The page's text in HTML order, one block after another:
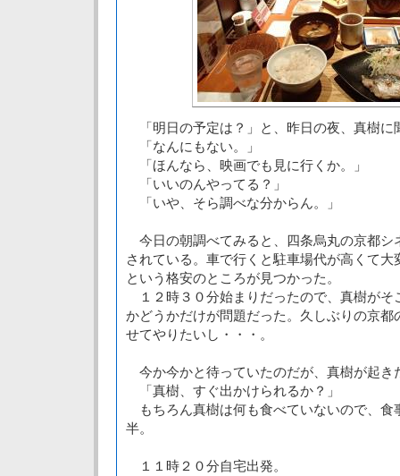
「明日の予定は？」と、昨日の夜、真樹
「なんにもない。」
「ほんなら、映画でも見に行くか。」
「いいのんやってる？」
「いや、そら調べな分からん。」
今日の朝調べてみると、四条烏丸の京都シ
されている。車で行くと駐車場代が高くて
という格安のところが見つかった。
１２時３０分始まりだったので、真樹がそ
かどうかだけが問題だった。久しぶりの京都
せてやりたいし・・・。
今か今かと待っていたのだが、真樹が起き
「真樹、すぐ出かけられるか？」
もちろん真樹は何も食べていないので、食
半。
１１時２０分自宅出発。